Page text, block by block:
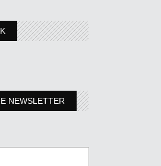
NEWSLETTER